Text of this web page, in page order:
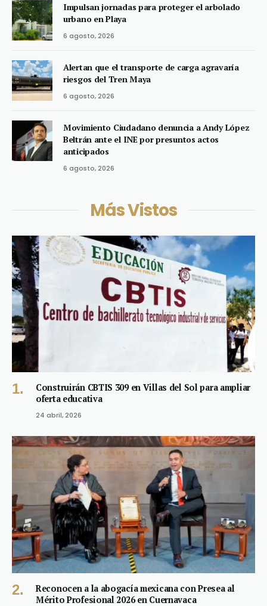
Impulsan jornadas para proteger el arbolado
urbano en Playa
6 agosto, 2026
Alertan que el transporte de carga agravaría
riesgos del Tren Maya
6 agosto, 2026
Movimiento Ciudadano denuncia a Andy López
Beltrán ante el INE por presuntos actos
anticipados
6 agosto, 2026
Más Vistos
Construirán CBTIS 309 en Villas del Sol para ampliar
oferta educativa
24 abril, 2026
Reconocen a la abogacía mexicana con Presea al
Mérito Profesional 2026 en Cuernavaca